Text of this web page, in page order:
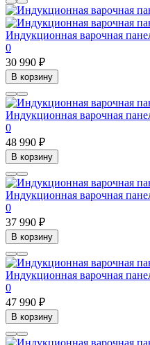
Индукционная варочная
0
30 990 ₽
В корзину
Индукционная варочная
0
48 990 ₽
В корзину
Индукционная варочная
0
37 990 ₽
В корзину
Индукционная варочная
0
47 990 ₽
В корзину